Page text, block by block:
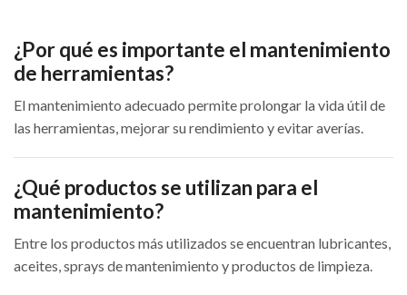
hasta
40,00 €
Las
pueden
elegir
en
de
hasta
de
¿Por qué es importante el mantenimiento
de herramientas?
El mantenimiento adecuado permite prolongar la vida útil de
las herramientas, mejorar su rendimiento y evitar averías.
¿Qué productos se utilizan para el
mantenimiento?
Entre los productos más utilizados se encuentran lubricantes,
aceites, sprays de mantenimiento y productos de limpieza.